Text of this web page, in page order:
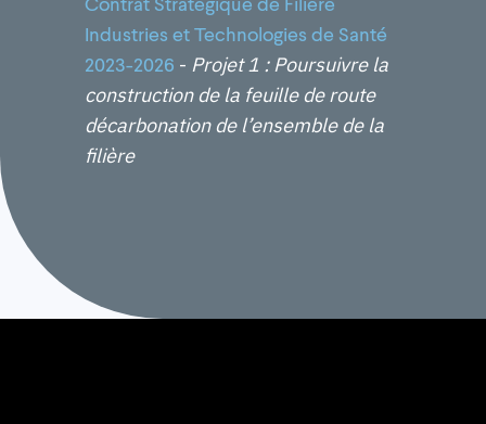
Industries et Technologies de Santé
2023-2026 - Projet 1 : Poursuivre la
construction de la feuille de route
décarbonation de l’ensemble de la
filière